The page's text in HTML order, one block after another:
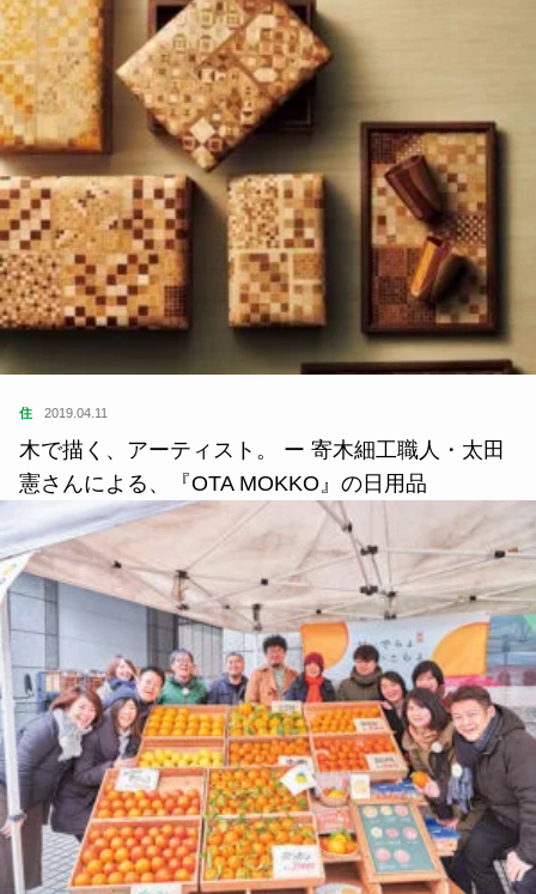
住 2019.04.11
木で描く、アーティスト。 ー 寄木細工職人・太田
憲さんによる、『OTA MOKKO』の日用品